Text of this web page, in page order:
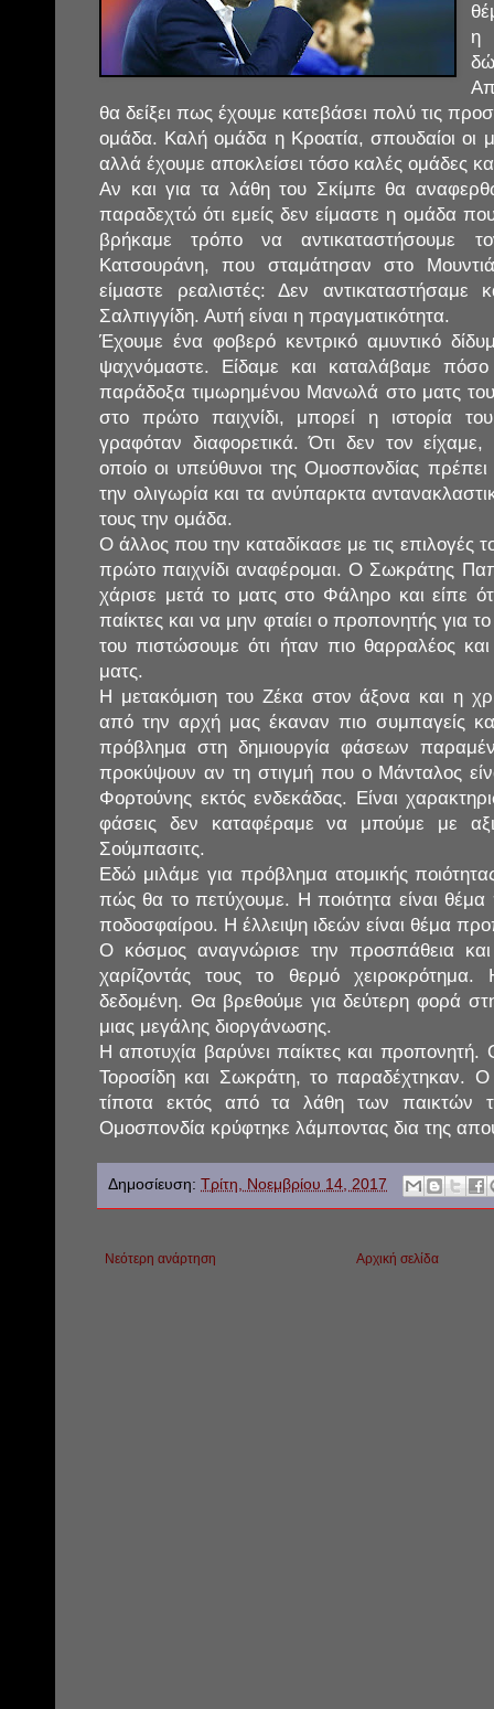
η
θα δείξει πως έχουμε κατεβάσει πολύ τις
ομάδα. Καλή ομάδα η Κροατία, σπουδαίοι οι
αλλά έχουμε αποκλείσει τόσο καλές ομάδες
Αν και για τα λάθη του Σκίμπε θα
παραδεχτώ ότι εμείς δεν είμαστε η ομάδα
βρήκαμε τρόπο να αντικαταστήσουμε
Κατσουράνη, που σταμάτησαν στο
είμαστε ρεαλιστές: Δεν
Σαλπιγγίδη. Αυτή είναι η πραγματικότητα.
Έχουμε ένα φοβερό κεντρικό αμυντικό
ψαχνόμαστε. Είδαμε και καταλάβαμε
παράδοξα τιμωρημένου Μανωλά στο ματς
στο πρώτο παιχνίδι, μπορεί η ιστορία
γραφόταν διαφορετικά. Ότι δεν τον είχαμε,
οποίο οι υπεύθυνοι της Ομοσπονδίας
την ολιγωρία και τα ανύπαρκτα
τους την ομάδα.
Ο άλλος που την καταδίκασε με τις επιλογές
πρώτο παιχνίδι αναφέρομαι. Ο Σωκράτης
χάρισε μετά το ματς στο Φάληρο και είπε
παίκτες και να μην φταίει ο προπονητής για
του πιστώσουμε ότι ήταν πιο θαρραλέος
ματς.
Η μετακόμιση του Ζέκα στον άξονα και η
από την αρχή μας έκαναν πιο συμπαγείς
πρόβλημα στη δημιουργία φάσεων
προκύψουν αν τη στιγμή που ο Μάνταλος
Φορτούνης εκτός ενδεκάδας. Είναι
φάσεις δεν καταφέραμε να μπούμε με
Σούμπασιτς.
Εδώ μιλάμε για πρόβλημα ατομικής
πώς θα το πετύχουμε. Η ποιότητα είναι
ποδοσφαίρου. Η έλλειψη ιδεών είναι θέμα
Ο κόσμος αναγνώρισε την προσπάθεια
χαρίζοντάς τους το θερμό
δεδομένη. Θα βρεθούμε για δεύτερη φορά
μιας μεγάλης διοργάνωσης.
Η αποτυχία βαρύνει παίκτες και προπονητή.
Τοροσίδη και Σωκράτη, το παραδέχτηκαν.
τίποτα εκτός από τα λάθη των παικτών
Ομοσπονδία κρύφτηκε λάμποντας δια της
Δημοσίευση: Τρίτη, Νοεμβρίου 14, 2017
Νεότερη ανάρτηση Αρχική σελίδα